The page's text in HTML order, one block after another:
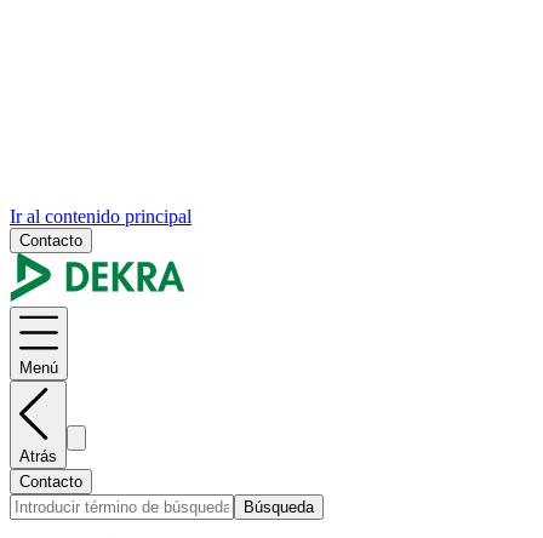
Ir al contenido principal
Contacto
Menú
Atrás
Contacto
Búsqueda